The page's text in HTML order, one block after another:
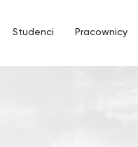
Studenci Pracownicy